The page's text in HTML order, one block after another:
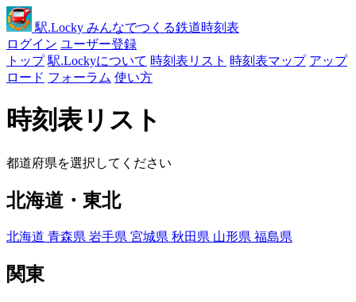
駅.Locky みんなでつくる鉄道時刻表
ログイン ユーザー登録
トップ 駅.Lockyについて 時刻表リスト 時刻表マップ アップ
ロード フォーラム 使い方
時刻表リスト
都道府県を選択してください
北海道・東北
北海道 青森県 岩手県 宮城県 秋田県 山形県 福島県
関東